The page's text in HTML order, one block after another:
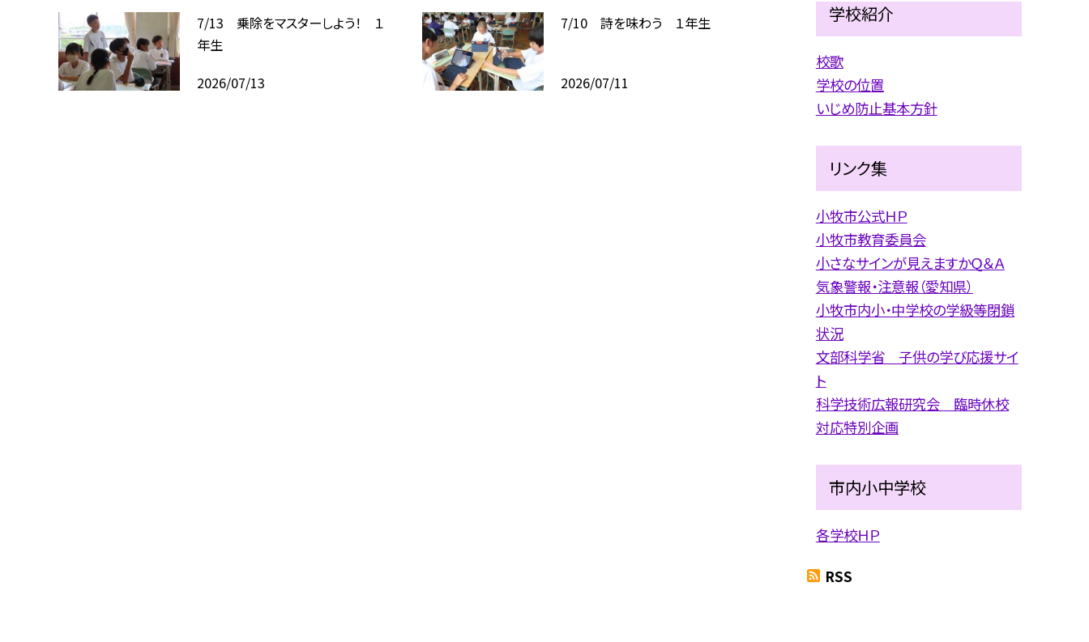
7/13 乗除をマスターしよう！ １
年生
2026/07/13
7/10 詩を味わう １年生
2026/07/11
学校紹介
校歌
学校の位置
いじめ防止基本方針
リンク集
小牧市公式ＨＰ
小牧市教育委員会
小さなサインが見えますかＱ＆Ａ
気象警報・注意報（愛知県）
小牧市内小・中学校の学級等閉鎖
状況
文部科学省 子供の学び応援サイ
ト
科学技術広報研究会 臨時休校
対応特別企画
市内小中学校
各学校ＨＰ
RSS